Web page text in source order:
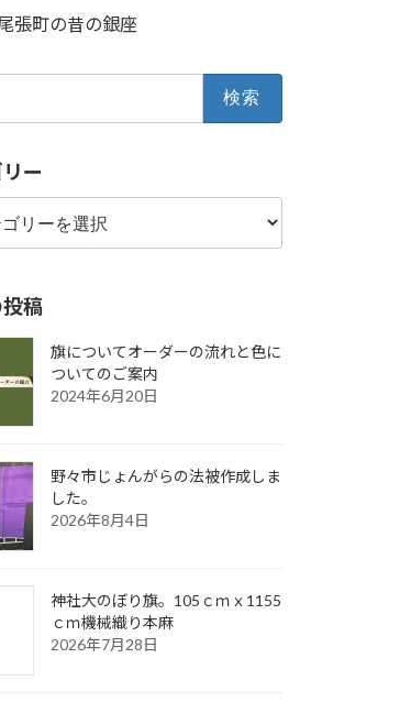
張町の昔の銀座
ー
稿
旗についてオーダーの流れと色に
ついてのご案内
2024年6月20日
野々市じょんがらの法被作成しま
した。
2026年8月4日
神社大のぼり旗。105ｃｍｘ1155
ｃｍ機械織り本麻
2026年7月28日